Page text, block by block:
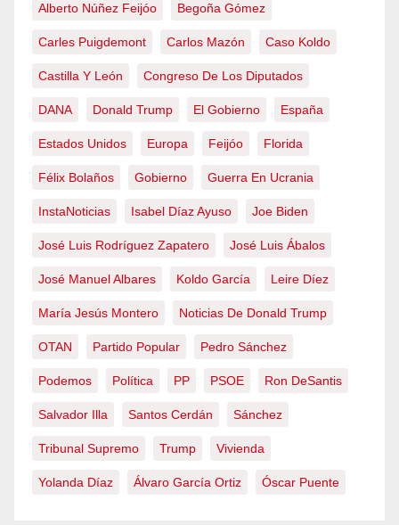
Alberto Núñez Feijóo Begoña Gómez
Carles Puigdemont Carlos Mazón Caso Koldo
Castilla Y León Congreso De Los Diputados
DANA Donald Trump El Gobierno España
Estados Unidos Europa Feijóo Florida
Félix Bolaños Gobierno Guerra En Ucrania
InstaNoticias Isabel Díaz Ayuso Joe Biden
José Luis Rodríguez Zapatero José Luis Ábalos
José Manuel Albares Koldo García Leire Díez
María Jesús Montero Noticias De Donald Trump
OTAN Partido Popular Pedro Sánchez
Podemos Política PP PSOE Ron DeSantis
Salvador Illa Santos Cerdán Sánchez
Tribunal Supremo Trump Vivienda
Yolanda Díaz Álvaro García Ortiz Óscar Puente